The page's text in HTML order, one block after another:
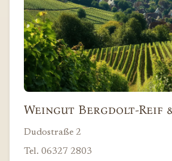
Weingut Bergdolt-Reif
Dudostraße 2
Tel. 06327 2803